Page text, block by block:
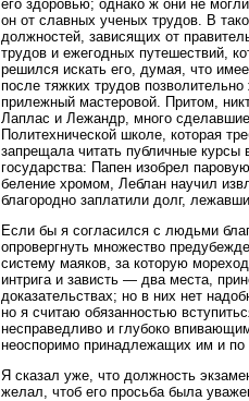
его здоровью; однако ж они не
он от славных ученых трудов. В
должностей, зависящих от
трудов и ежегодных путешествий,
решился искать его, думая, что
после тяжких трудов
прилежный мастеровой. Притом,
Лаплас и Лежандр, много
Политехнической школе, которая
запрещала читать публичные курсы
государства: Папен изобрел
беление хромом, Леблан научил
благородно заплатили долг,
Если бы я согласился с людьми
опровергнуть множество
систему маяков, за которую
интрига и зависть — два места,
доказательствах; но в них нет
но я считаю обязанностью
несправедливо и глубоко
неоспоримо принадлежащих им и по
Я сказал уже, что должность
желал, чтоб его просьба была